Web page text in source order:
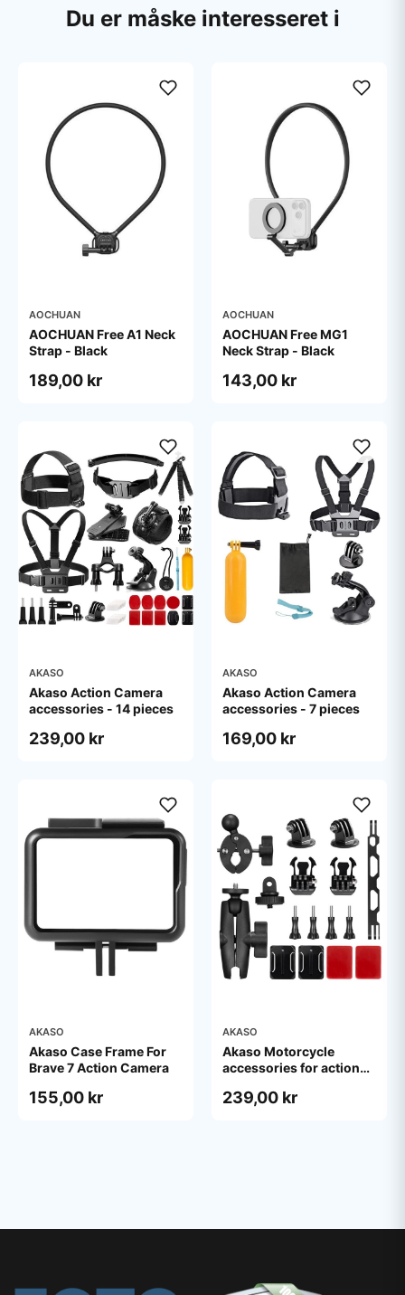
Du er måske interesseret i
AOCHUAN
AOCHUAN Free A1 Neck
Strap - Black
189,00 kr
AOCHUAN
AOCHUAN Free MG1
Neck Strap - Black
143,00 kr
AKASO
Akaso Action Camera
accessories - 14 pieces
239,00 kr
AKASO
Akaso Action Camera
accessories - 7 pieces
169,00 kr
AKASO
Akaso Case Frame For
Brave 7 Action Camera
155,00 kr
AKASO
Akaso Motorcycle
accessories for action
239,00 kr